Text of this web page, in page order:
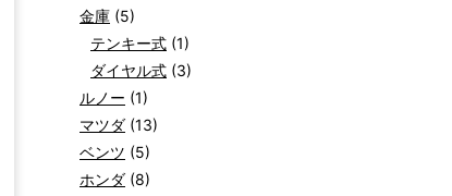
金庫 (5)
テンキー式 (1)
ダイヤル式 (3)
ルノー (1)
マツダ (13)
ベンツ (5)
ホンダ (8)